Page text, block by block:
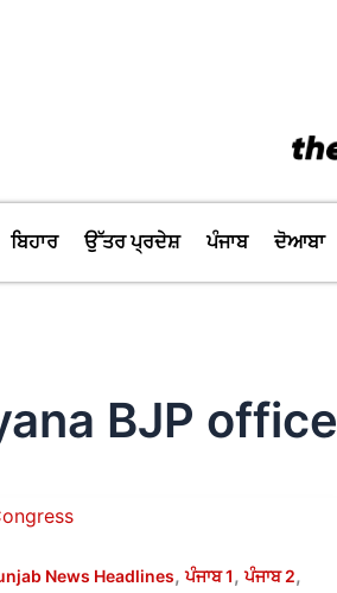
ਬਿਹਾਰ ਉੱਤਰ ਪ੍ਰਦੇਸ਼ ਪੰਜਾਬ ਦੋਆਬਾ
BJP office
News Headlines,ਪੰਜਾਬ 1,ਪੰਜਾਬ 2,